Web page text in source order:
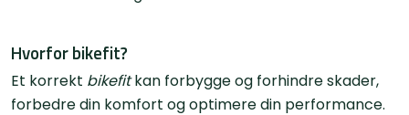
Hvorfor bikefit?
Et korrekt bikefitkan forbygge og forhindre skader,
forbedre din komfort og optimere din performance.